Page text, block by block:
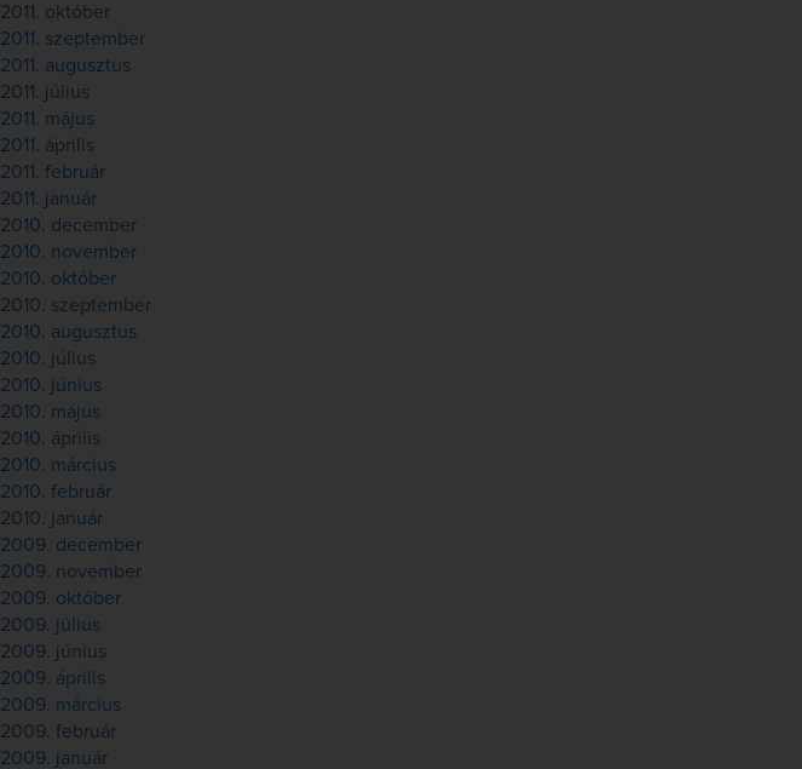
2011. október
2011. szeptember
2011. augusztus
2011. július
2011. május
2011. április
2011. február
2011. január
2010. december
2010. november
2010. október
2010. szeptember
2010. augusztus
2010. július
2010. június
2010. május
2010. április
2010. március
2010. február
2010. január
2009. december
2009. november
2009. október
2009. július
2009. június
2009. április
2009. március
2009. február
2009. január